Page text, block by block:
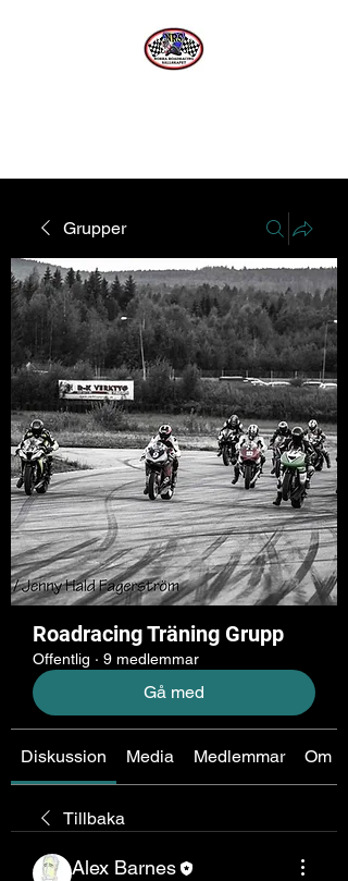
Grupper
Roadracing Träning Grupp
Offentlig · 9 medlemmar
Gå med
Diskussion Media Medlemmar Om
Tillbaka
Alex Barnes